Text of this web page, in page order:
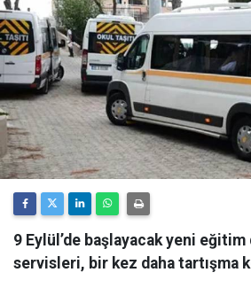
9 Eylül’de başlayacak yeni
servisleri, bir kez daha tartışma